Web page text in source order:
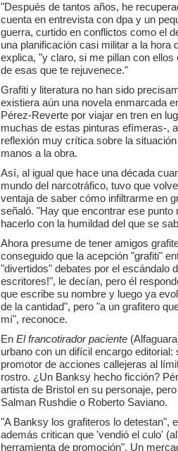
"Después de tantos años, he
cuenta en entrevista con dpa y un
guerra, curtido en conflictos como el
una planificación casi militar a la
explica, "y claro, si me pillan con
de esas que te rejuvenece."
Grafiti y literatura no han sido
existiera aún una novela enmarcada
Pérez-Reverte por viajar en tren en
muchas de estas pinturas efímeras-,
reflexión muy crítica sobre la
manos a la obra.
Así, al igual que hace una década
mundo del narcotráfico, tuvo que
ventaja de saber cómo infiltrarme en
señaló. "Hay que encontrar ese
hacerlo con la humildad del que se
Ahora presume de tener amigos
conseguido que la acepción "grafiti"
"divertidos" debates por el escándalo
escritores!", le decían, pero él
que escribe su nombre y luego ya
de la cantidad", pero "a un grafitero
mí", reconoce.
En El francotirador paciente
urbano con un difícil encargo
promotor de acciones callejeras al
rostro. ¿Un Banksy hecho ficción?
artista de Bristol en su personaje,
Salman Rushdie o Roberto Saviano.
"A Banksy los grafiteros lo detestan",
además critican que 'vendió el culo'
herramienta de promoción". Un